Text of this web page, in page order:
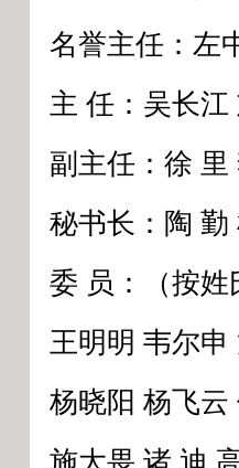
名誉主任：左
主 任：吴长
副主任：徐
秘书长：陶
委 员：（按
王明明 韦尔
杨晓阳 杨飞